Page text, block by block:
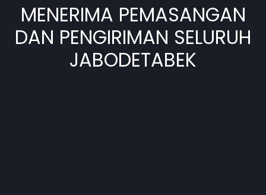
MENERIMA PEMASANGAN
DAN PENGIRIMAN SELURUH
JABODETABEK